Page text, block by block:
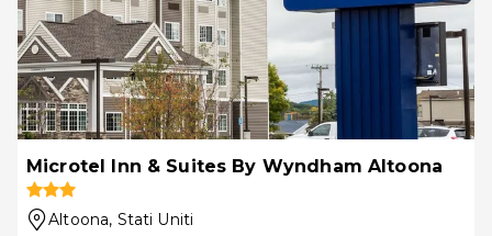
Microtel Inn & Suites By Wyndham Altoona
Altoona, Stati Uniti